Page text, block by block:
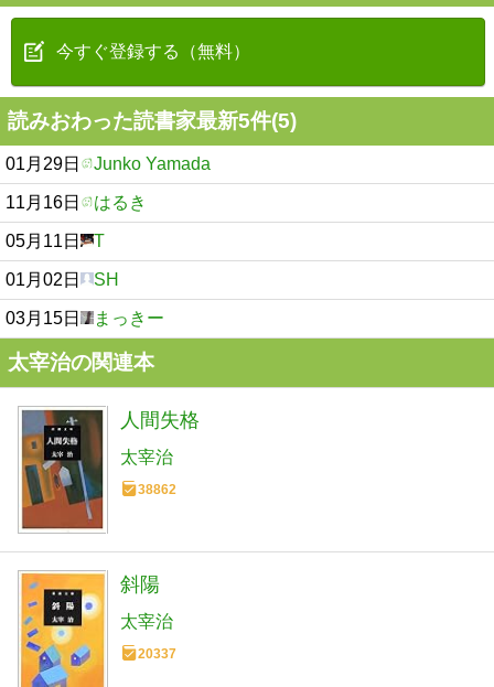
今すぐ登録する（無料）
読みおわった読書家最新5件(5)
01月29日 Junko Yamada
11月16日 はるき
05月11日 T
01月02日 SH
03月15日 まっきー
太宰治の関連本
人間失格
太宰治
38862
斜陽
太宰治
20337